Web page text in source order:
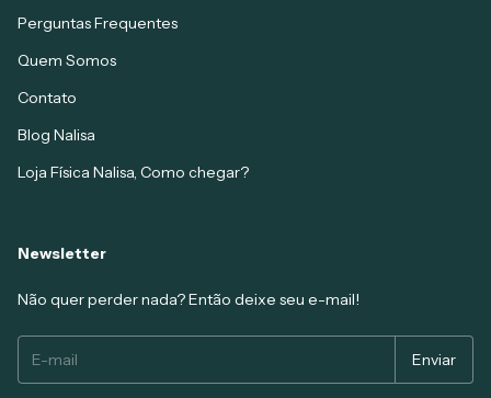
Perguntas Frequentes
Quem Somos
Contato
Blog Nalisa
Loja Física Nalisa, Como chegar?
Newsletter
Não quer perder nada? Então deixe seu e-mail!